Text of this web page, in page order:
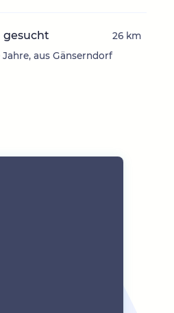
gesucht
Jahre, aus Gänserndorf
26 km